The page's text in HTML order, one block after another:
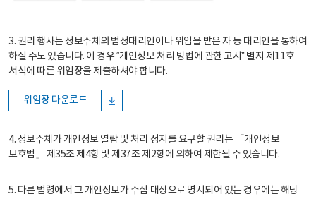
3. 권리 행사는 정보주체의 법정대리인이나 위임을 받은 자 등 대리인을 통하여
하실 수도 있습니다. 이 경우 “개인정보 처리 방법에 관한 고시” 별지 제11호
서식에 따른 위임장을 제출하셔야 합니다.
위임장 다운로드
4. 정보주체가 개인정보 열람 및 처리 정지를 요구할 권리는 「개인정보
보호법」 제35조 제4항 및 제37조 제2항에 의하여 제한될 수 있습니다.
5. 다른 법령에서 그 개인정보가 수집 대상으로 명시되어 있는 경우에는 해당